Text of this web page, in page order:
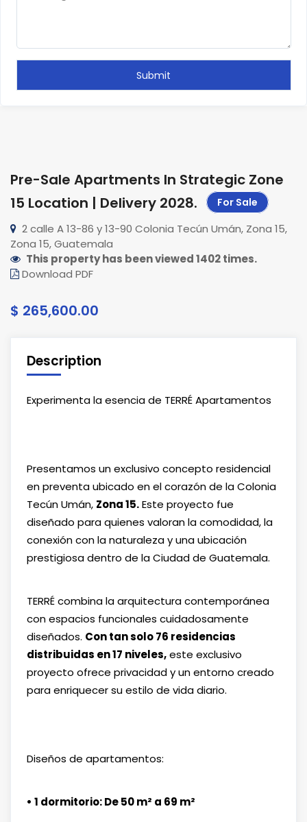
Pre-Sale Apartments In Strategic Zone
15 Location | Delivery 2028. For Sale
2 calle A 13-86 y 13-90 Colonia Tecún Umán, Zona 15,
Zona 15, Guatemala
This property has been viewed 1402 times.
Download PDF
$ 265,600.00
Description
Experimenta la esencia de TERRÉ Apartamentos
Presentamos un exclusivo concepto residencial
en preventa ubicado en el corazón de la Colonia
Tecún Umán, Zona 15.Este proyecto fue
diseñado para quienes valoran la comodidad, la
conexión con la naturaleza y una ubicación
prestigiosa dentro de la Ciudad de Guatemala.
TERRÉ combina la arquitectura contemporánea
con espacios funcionales cuidadosamente
diseñados. Con tan solo 76 residencias
distribuidas en 17 niveles,este exclusivo
proyecto ofrece privacidad y un entorno creado
para enriquecer su estilo de vida diario.
Diseños de apartamentos:
• 1 dormitorio: De 50 m² a 69 m²